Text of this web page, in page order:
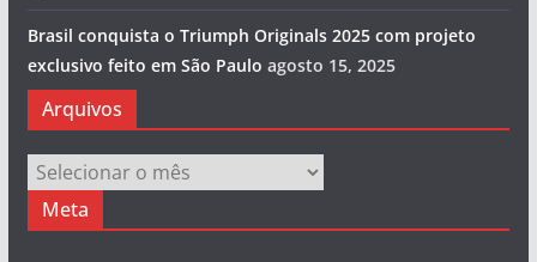
Brasil conquista o Triumph Originals 2025 com projeto
exclusivo feito em São Paulo agosto 15, 2025
Arquivos
Arquivos
Meta